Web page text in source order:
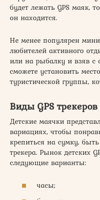
будет лежать GPS маяк,
он находится.
Не менее популярен
любителей активного
или на рыбалку и взяв с
сможете установить
туристической группы,
Виды GPS
Детские маячки
вариациях, чтобы
крепиться на сумку,
трекера. Рынок детских
следующие варианты:
часы;